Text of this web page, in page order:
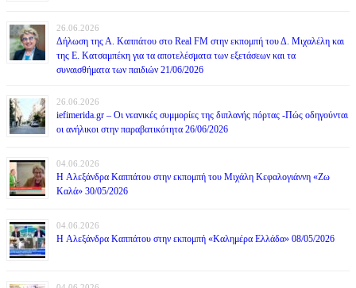
26.06.2026
Δήλωση της Α. Καππάτου στο Real FM στην εκπομπή του Δ. Μιχαλέλη και
της Ε. Κατσαμπέκη για τα αποτελέσματα των εξετάσεων και τα
συναισθήματα των παιδιών 21/06/2026
26.06.2026
iefimerida.gr – Οι νεανικές συμμορίες της διπλανής πόρτας -Πώς οδηγούνται
οι ανήλικοι στην παραβατικότητα 26/06/2026
04.06.2026
H Αλεξάνδρα Καππάτου στην εκπομπή του Μιχάλη Κεφαλογιάννη «Ζω
Καλά» 30/05/2026
04.06.2026
H Αλεξάνδρα Καππάτου στην εκπομπή «Καλημέρα Ελλάδα» 08/05/2026